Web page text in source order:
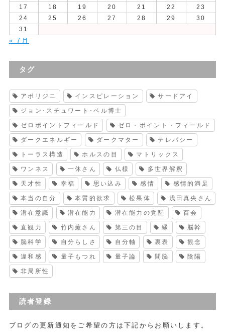
17
18 19 20 21 22
23
24
25 26 27 28 29
30
31
« 7月
タグ
アボリジニ インスピレーション サードアイ
ジョン･スチュワート･ベル博士
ゼロポイントフィールド ゼロ・ポイント・フィールド
ダークエネルギー ダークマター テレパシー
トーラス構造 ホルスの目 マトリックス
ワンネス 一休さん 仏様 多世界解釈
天才性 幸福 思い込み 感情 感情的満足
本当の自分 本質的欲求 松果体 浅田真央さん
潜在意識 潜在能力 潜在能力の覚醒 百会
直観力 竹内薫さん 第三の目 縁 脳幹
脳科学 自分らしさ 自分軸 裏表 観念
違和感 量子もつれ 量子論 間脳 陰陽
非局所性
読者登録
ブログの更新通知をご希望の方は下記からお願いします。